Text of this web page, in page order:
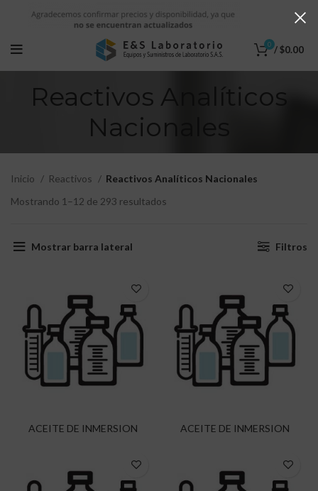
0 /$0.00
Reactivos Analíticos
Nacionales
Inicio Reactivos
Reactivos Analíticos Nacionales
Mostrando 1–12 de 293 resultados
Mostrar barra lateral Filtros
ACEITE DE INMERSION ACEITE DE INMERSION